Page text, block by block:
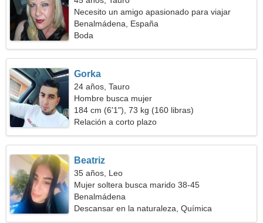
Necesito un amigo apasionado para viajar
Benalmádena, España
Boda
Gorka
24 años, Tauro
Hombre busca mujer
184 cm (6'1"), 73 kg (160 libras)
Relación a corto plazo
Beatriz
35 años, Leo
Mujer soltera busca marido 38-45
Benalmádena
Descansar en la naturaleza, Química